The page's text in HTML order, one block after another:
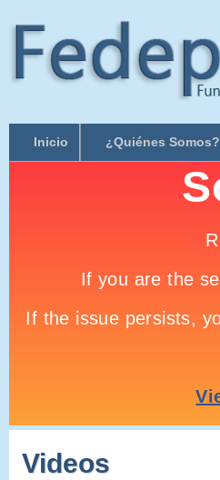
Inicio ¿Quiénes Somos?
Videos